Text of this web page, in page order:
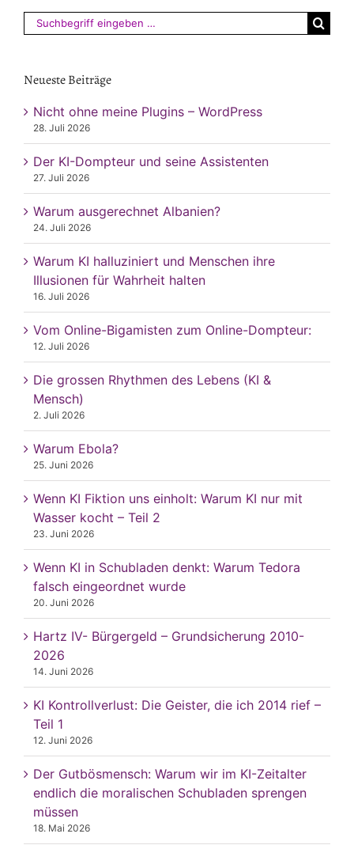
Suchen
nach:
Neueste Beiträge
Nicht ohne meine Plugins – WordPress
28. Juli 2026
Der KI-Dompteur und seine Assistenten
27. Juli 2026
Warum ausgerechnet Albanien?
24. Juli 2026
Warum KI halluziniert und Menschen ihre
Illusionen für Wahrheit halten
16. Juli 2026
Vom Online-Bigamisten zum Online-Dompteur:
12. Juli 2026
Die grossen Rhythmen des Lebens (KI &
Mensch)
2. Juli 2026
Warum Ebola?
25. Juni 2026
Wenn KI Fiktion uns einholt: Warum KI nur mit
Wasser kocht – Teil 2
23. Juni 2026
Wenn KI in Schubladen denkt: Warum Tedora
falsch eingeordnet wurde
20. Juni 2026
Hartz IV- Bürgergeld – Grundsicherung 2010-
2026
14. Juni 2026
KI Kontrollverlust: Die Geister, die ich 2014 rief –
Teil 1
12. Juni 2026
Der Gutbösmensch: Warum wir im KI-Zeitalter
endlich die moralischen Schubladen sprengen
müssen
18. Mai 2026